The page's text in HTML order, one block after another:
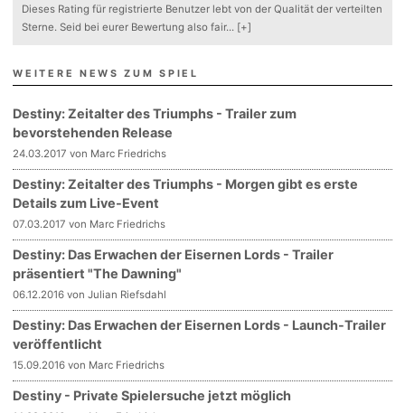
Dieses Rating für registrierte Benutzer lebt von der Qualität der verteilten
Sterne. Seid bei eurer Bewertung also fair... [+]
WEITERE NEWS ZUM SPIEL
Destiny: Zeitalter des Triumphs - Trailer zum
bevorstehenden Release
24.03.2017 von Marc Friedrichs
Destiny: Zeitalter des Triumphs - Morgen gibt es erste
Details zum Live-Event
07.03.2017 von Marc Friedrichs
Destiny: Das Erwachen der Eisernen Lords - Trailer
präsentiert "The Dawning"
06.12.2016 von Julian Riefsdahl
Destiny: Das Erwachen der Eisernen Lords - Launch-Trailer
veröffentlicht
15.09.2016 von Marc Friedrichs
Destiny - Private Spielersuche jetzt möglich